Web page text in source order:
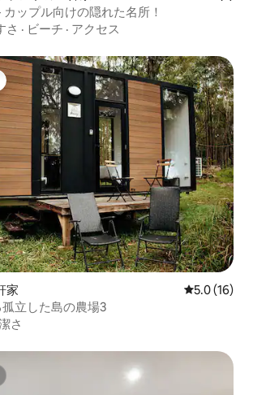
ップル向けの隠れた名所！
さ · ビーチ · アクセス
家 レビュー16
5.0 (16)
立した島の農場3
さ